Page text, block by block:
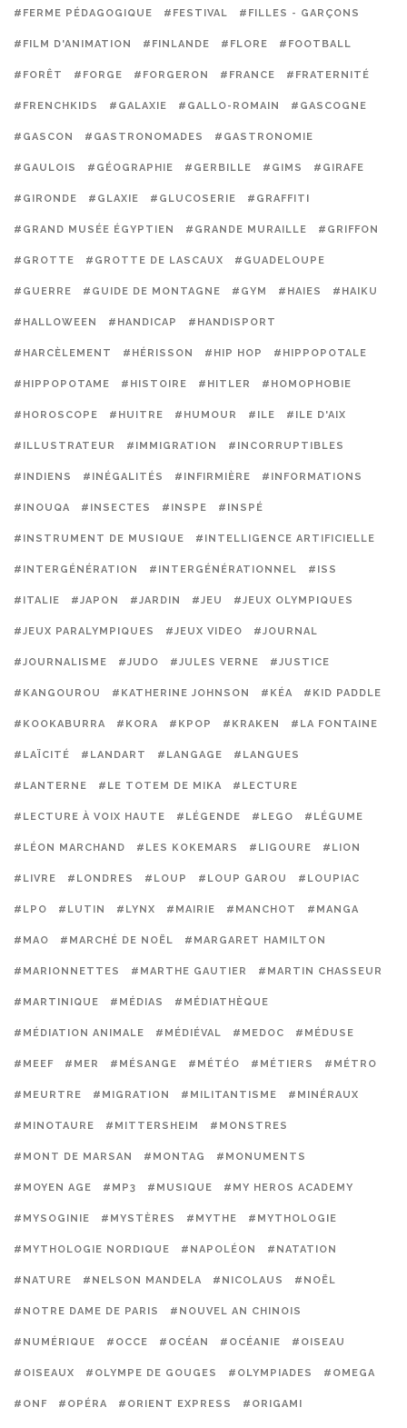
#FERME PÉDAGOGIQUE #FESTIVAL #FILLES - GARÇONS
#FILM D'ANIMATION #FINLANDE #FLORE #FOOTBALL
#FORÊT #FORGE #FORGERON #FRANCE #FRATERNITÉ
#FRENCHKIDS #GALAXIE #GALLO-ROMAIN #GASCOGNE
#GASCON #GASTRONOMADES #GASTRONOMIE
#GAULOIS #GÉOGRAPHIE #GERBILLE #GIMS #GIRAFE
#GIRONDE #GLAXIE #GLUCOSERIE #GRAFFITI
#GRAND MUSÉE ÉGYPTIEN #GRANDE MURAILLE #GRIFFON
#GROTTE #GROTTE DE LASCAUX #GUADELOUPE
#GUERRE #GUIDE DE MONTAGNE #GYM #HAIES #HAIKU
#HALLOWEEN #HANDICAP #HANDISPORT
#HARCÈLEMENT #HÉRISSON #HIP HOP #HIPPOPOTALE
#HIPPOPOTAME #HISTOIRE #HITLER #HOMOPHOBIE
#HOROSCOPE #HUITRE #HUMOUR #ILE #ILE D'AIX
#ILLUSTRATEUR #IMMIGRATION #INCORRUPTIBLES
#INDIENS #INÉGALITÉS #INFIRMIÈRE #INFORMATIONS
#INOUQA #INSECTES #INSPE #INSPÉ
#INSTRUMENT DE MUSIQUE #INTELLIGENCE ARTIFICIELLE
#INTERGÉNÉRATION #INTERGÉNÉRATIONNEL #ISS
#ITALIE #JAPON #JARDIN #JEU #JEUX OLYMPIQUES
#JEUX PARALYMPIQUES #JEUX VIDEO #JOURNAL
#JOURNALISME #JUDO #JULES VERNE #JUSTICE
#KANGOUROU #KATHERINE JOHNSON #KÉA #KID PADDLE
#KOOKABURRA #KORA #KPOP #KRAKEN #LA FONTAINE
#LAÏCITÉ #LANDART #LANGAGE #LANGUES
#LANTERNE #LE TOTEM DE MIKA #LECTURE
#LECTURE À VOIX HAUTE #LÉGENDE #LEGO #LÉGUME
#LÉON MARCHAND #LES KOKEMARS #LIGOURE #LION
#LIVRE #LONDRES #LOUP #LOUP GAROU #LOUPIAC
#LPO #LUTIN #LYNX #MAIRIE #MANCHOT #MANGA
#MAO #MARCHÉ DE NOËL #MARGARET HAMILTON
#MARIONNETTES #MARTHE GAUTIER #MARTIN CHASSEUR
#MARTINIQUE #MÉDIAS #MÉDIATHÈQUE
#MÉDIATION ANIMALE #MÉDIÉVAL #MEDOC #MÉDUSE
#MEEF #MER #MÉSANGE #MÉTÉO #MÉTIERS #MÉTRO
#MEURTRE #MIGRATION #MILITANTISME #MINÉRAUX
#MINOTAURE #MITTERSHEIM #MONSTRES
#MONT DE MARSAN #MONTAG #MONUMENTS
#MOYEN AGE #MP3 #MUSIQUE #MY HEROS ACADEMY
#MYSOGINIE #MYSTÈRES #MYTHE #MYTHOLOGIE
#MYTHOLOGIE NORDIQUE #NAPOLÉON #NATATION
#NATURE #NELSON MANDELA #NICOLAUS #NOËL
#NOTRE DAME DE PARIS #NOUVEL AN CHINOIS
#NUMÉRIQUE #OCCE #OCÉAN #OCÉANIE #OISEAU
#OISEAUX #OLYMPE DE GOUGES #OLYMPIADES #OMEGA
#ONF #OPÉRA #ORIENT EXPRESS #ORIGAMI